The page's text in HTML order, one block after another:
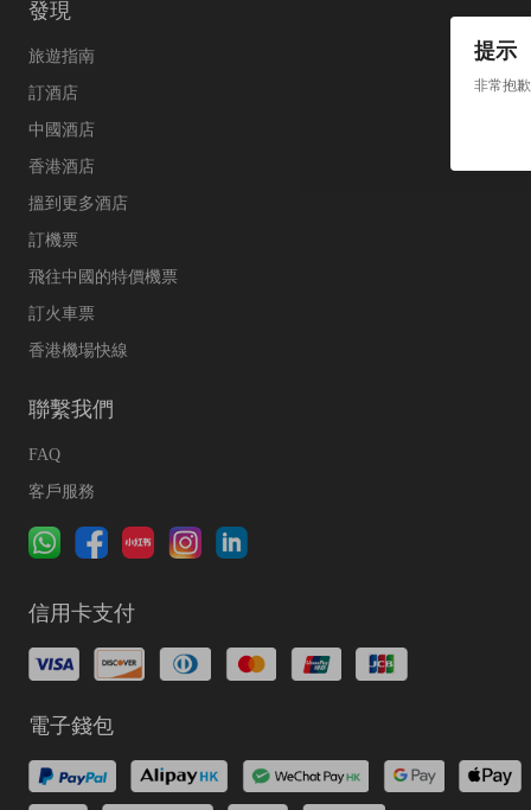
提示
非常抱
發現
旅遊指南
訂酒店
中國酒店
香港酒店
搵到更多酒店
訂機票
飛往中國的特價機票
訂火車票
香港機場快線
聯繫我們
FAQ
客戶服務
信用卡支付
電子錢包